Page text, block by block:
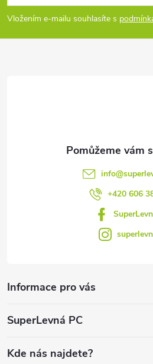
pVložením e-mailu souhlasíte s
info@
+420 606
Informace pro vás
SuperLevná PC
Kde nás najdete?